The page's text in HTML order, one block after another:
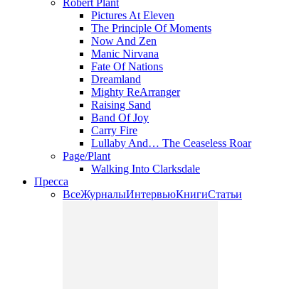
Robert Plant
Pictures At Eleven
The Principle Of Moments
Now And Zen
Manic Nirvana
Fate Of Nations
Dreamland
Mighty ReArranger
Raising Sand
Band Of Joy
Carry Fire
Lullaby And… The Ceaseless Roar
Page/Plant
Walking Into Clarksdale
Пресса
ВсеЖурналыИнтервьюКнигиСтатьи